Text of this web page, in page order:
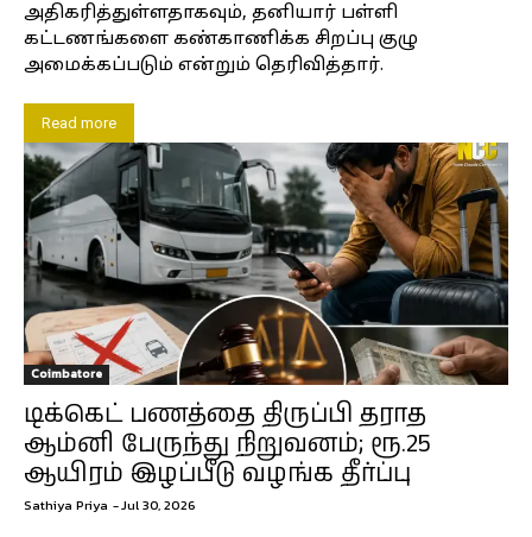
அதிகரித்துள்ளதாகவும், தனியார் பள்ளி
கட்டணங்களை கண்காணிக்க சிறப்பு குழு
அமைக்கப்படும் என்றும் தெரிவித்தார்.
Read more
Coimbatore
டிக்கெட் பணத்தை திருப்பி தராத
ஆம்னி பேருந்து நிறுவனம்; ரூ.25
ஆயிரம் இழப்பீடு வழங்க தீர்ப்பு
Sathiya Priya -Jul 30, 2026